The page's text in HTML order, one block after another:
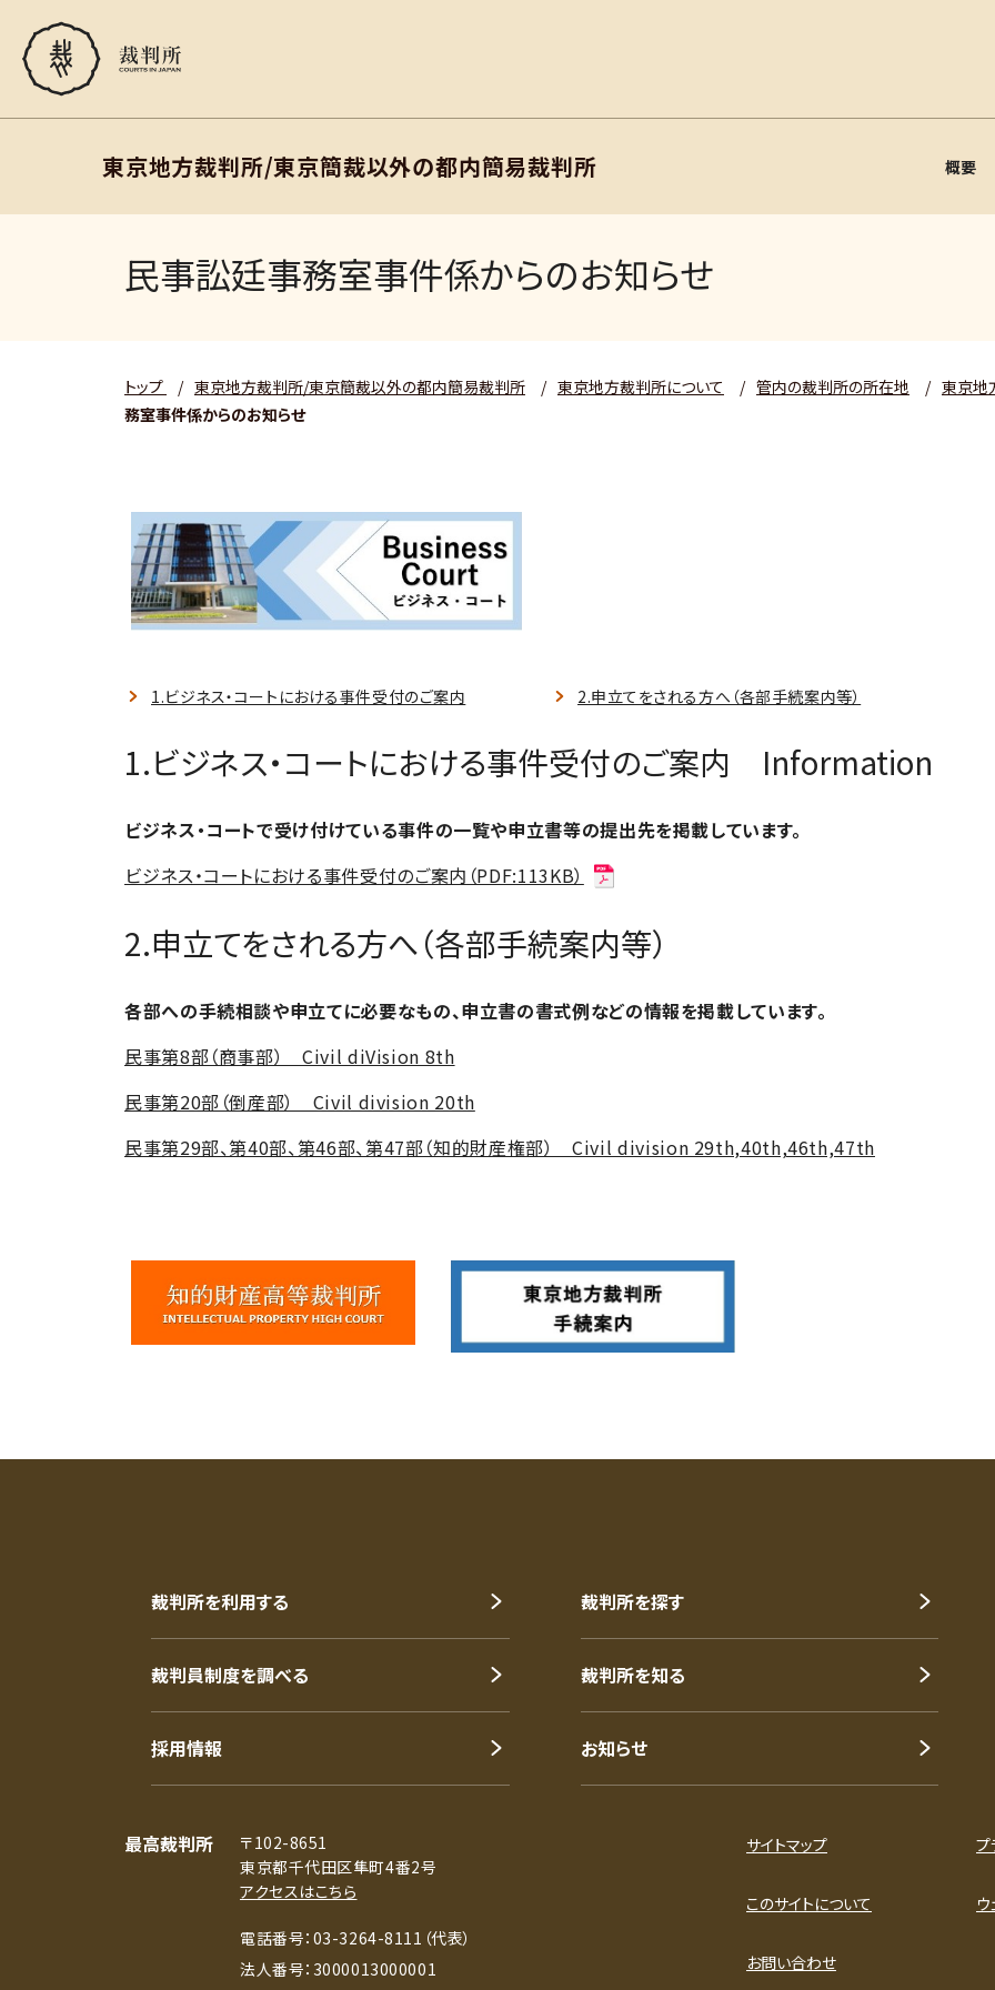
東京地方裁判所/東京簡裁以外の都内簡易裁判所 概要
民事訟廷事務室事件係からのお知らせ
トップ / 東京地方裁判所/東京簡裁以外の都内簡易裁判所 / 東京地方裁判所について / 管内の裁判所の所在地 / 東京地
務室事件係からのお知らせ
1.ビジネス・コートにおける事件受付のご案内 2.申立てをされる方へ（各部手続案内等）
1.ビジネス・コートにおける事件受付のご案内 Information
ビジネス・コートで受け付けている事件の一覧や申立書等の提出先を掲載しています。
ビジネス・コートにおける事件受付のご案内（PDF:113KB）
2.申立てをされる方へ（各部手続案内等）
各部への手続相談や申立てに必要なもの、申立書の書式例などの情報を掲載しています。
民事第8部（商事部） Civil diVision 8th
民事第20部（倒産部） Civil division 20th
民事第29部、第40部、第46部、第47部（知的財産権部） Civil division 29th,40th,46th,47th
裁判所を利用する 裁判所を探す
裁判員制度を調べる 裁判所を知る
採用情報 お知らせ
最高裁判所
〒102-8651
東京都千代田区隼町4番2号
アクセスはこちら
電話番号：03-3264-8111（代表）
法人番号：3000013000001
サイトマップ プ
このサイトについて
お問い合わせ